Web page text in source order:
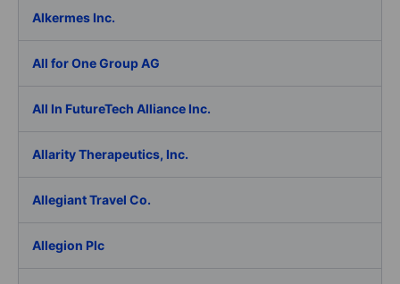
Alkermes Inc.
All for One Group AG
All In FutureTech Alliance Inc.
Allarity Therapeutics, Inc.
Allegiant Travel Co.
Allegion Plc